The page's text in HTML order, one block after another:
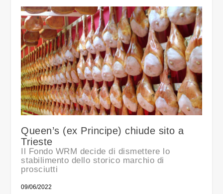
Queen’s (ex Principe) chiude sito a
Trieste
Il Fondo WRM decide di dismettere lo
stabilimento dello storico marchio di
prosciutti
09/06/2022